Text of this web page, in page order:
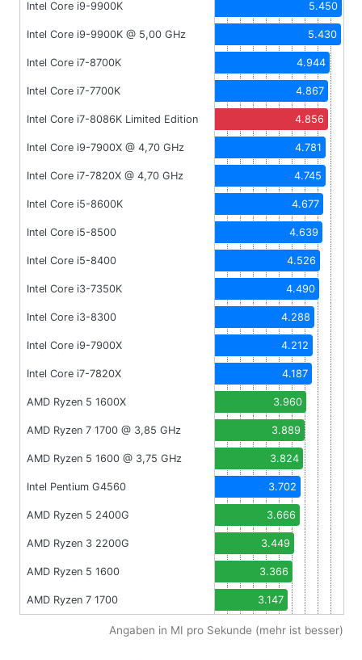
Intel Core i9-9900K 5.450
Intel Core i9-9900K @ 5,00 GHz 5.430
Intel Core i7-8700K 4.944
Intel Core i7-7700K 4.867
Intel Core i7-8086K Limited Edition 4.856
Intel Core i9-7900X @ 4,70 GHz 4.781
Intel Core i7-7820X @ 4,70 GHz 4.745
Intel Core i5-8600K 4.677
Intel Core i5-8500 4.639
Intel Core i5-8400 4.526
Intel Core i3-7350K 4.490
Intel Core i3-8300 4.288
Intel Core i9-7900X 4.212
Intel Core i7-7820X 4.187
AMD Ryzen 5 1600X 3.960
AMD Ryzen 7 1700 @ 3,85 GHz 3.889
AMD Ryzen 5 1600 @ 3,75 GHz 3.824
Intel Pentium G4560 3.702
AMD Ryzen 5 2400G 3.666
AMD Ryzen 3 2200G 3.449
AMD Ryzen 5 1600 3.366
AMD Ryzen 7 1700 3.147
Angaben in MI pro Sekunde (mehr ist besser)